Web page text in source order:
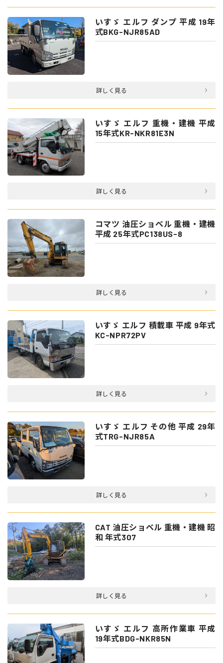
いすゞ エルフ ダンプ 平成 19年
式BKG-NJR85AD
詳しく見る
いすゞ エルフ 重機・建機 平成
15年式KR-NKR81E3N
詳しく見る
コマツ 油圧ショベル 重機・建機
平成 25年式PC138US-8
詳しく見る
いすゞ エルフ 積載車 平成 9年式
KC-NPR72PV
詳しく見る
いすゞ エルフ その他 平成 29年
式TRG-NJR85A
詳しく見る
CAT 油圧ショベル 重機・建機 昭
和 年式307
詳しく見る
いすゞ エルフ 高所作業車 平成
19年式BDG-NKR85N